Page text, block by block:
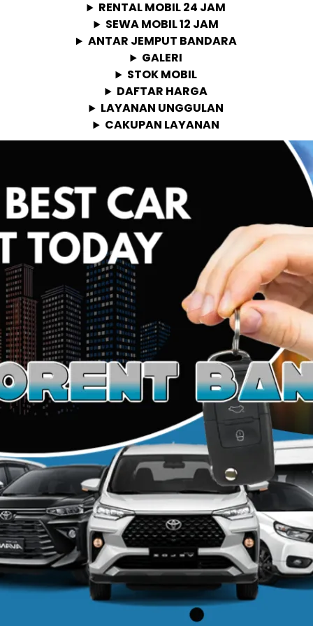
RENTAL MOBIL 24 JAM
SEWA MOBIL 12 JAM
ANTAR JEMPUT BANDARA
GALERI
STOK MOBIL
DAFTAR HARGA
LAYANAN UNGGULAN
CAKUPAN LAYANAN